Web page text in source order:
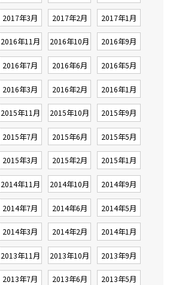
2017年3月 2017年2月 2017年1月
2016年11月 2016年10月 2016年9月
2016年7月 2016年6月 2016年5月
2016年3月 2016年2月 2016年1月
2015年11月 2015年10月 2015年9月
2015年7月 2015年6月 2015年5月
2015年3月 2015年2月 2015年1月
2014年11月 2014年10月 2014年9月
2014年7月 2014年6月 2014年5月
2014年3月 2014年2月 2014年1月
2013年11月 2013年10月 2013年9月
2013年7月 2013年6月 2013年5月